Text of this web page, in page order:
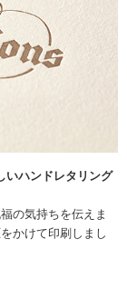
いハンドレタリング
の気持ちを伝えま
かけて印刷しまし